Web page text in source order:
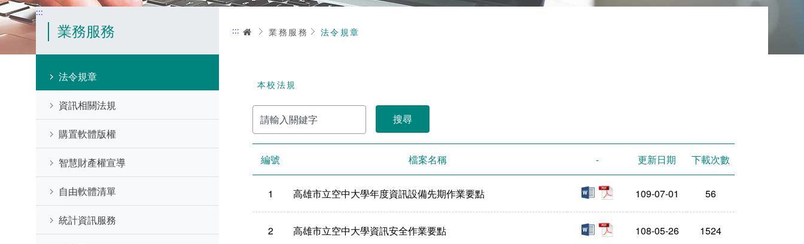
:::
業務服務
法令規章
資訊相關法規
購置軟體版權
智慧財產權宣導
自由軟體清單
統計資訊服務
::: 首頁業務服務 法令規章
本校法規
請
輸
入
關
鍵
字編號 檔案名稱 - 更新日期 下載次數
1 高雄市立空中大學年度資訊設備先期作業要點 docx 109-07-01 56
2 高雄市立空中大學資訊安全作業要點 doc 108-05-26 1524